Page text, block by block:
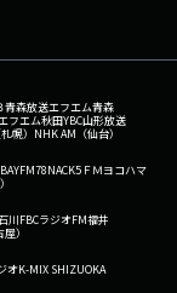
青森放送エフエム青森
フエム秋田YBC山形放送
幌） NHK AM（仙台）
BAYFM78NACK5 ＦＭヨコハマ
川FBCラジオFM福井
）
オK-MIX SHIZUOKA